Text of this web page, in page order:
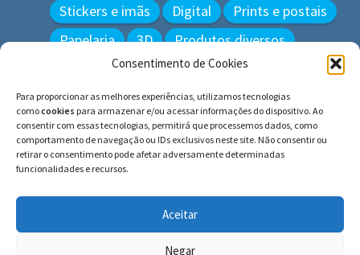
Consentimento de Cookies
Para proporcionar as melhores experiências, utilizamos tecnologias
comocookies para armazenar e/ou acessar informações do dispositivo. Ao
consentir com essas tecnologias, permitirá que processemos dados, como
comportamento de navegação ou IDs exclusivos neste site. Não consentir ou
retirar o consentimento pode afetar adversamente determinadas
funcionalidades e recursos.
Aceitar
Negar
Stickers e imãs
Digital
Prints e postais
Papelaria
3D Produtos diversos
Pesquisar
por:
© BLUE e os gatos ∙ todos os direitos reservados.
Histórias inspiradas em gatos reais. Adote e cuide dos
gatos!